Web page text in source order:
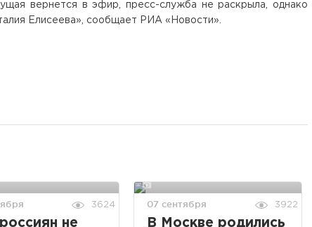
вернется в эфир, пресс-служба не раскрыла, однако
Елисеева», сообщает РИА «Новости».
3624
не
07 сентября 3922
В Москве родились